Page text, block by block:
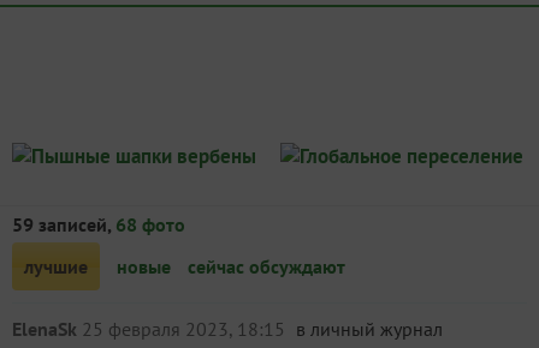
59 записей, 68 фото
лучшие
новые сейчас обсуждают
ElenaSk 25 февраля 2023, 18:15 в личный журнал